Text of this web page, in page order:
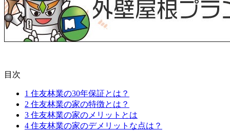
目次
1 住友林業の30年保証とは？
2 住友林業の家の特徴とは？
3 住友林業の家のメリットとは
4 住友林業の家のデメリットな点は？